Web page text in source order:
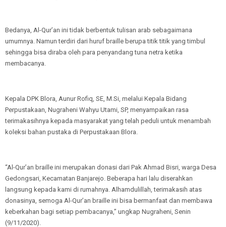
Bedanya, Al-Qur’an ini tidak berbentuk tulisan arab sebagaimana
umumnya. Namun terdiri dari huruf braille berupa titik titik yang timbul
sehingga bisa diraba oleh para penyandang tuna netra ketika
membacanya.
Kepala DPK Blora, Aunur Rofiq, SE, M.Si, melalui Kepala Bidang
Perpustakaan, Nugraheni Wahyu Utami, SP, menyampaikan rasa
terimakasihnya kepada masyarakat yang telah peduli untuk menambah
koleksi bahan pustaka di Perpustakaan Blora.
“Al-Qur’an braille ini merupakan donasi dari Pak Ahmad Bisri, warga Desa
Gedongsari, Kecamatan Banjarejo. Beberapa hari lalu diserahkan
langsung kepada kami di rumahnya. Alhamdulillah, terimakasih atas
donasinya, semoga Al-Qur’an braille ini bisa bermanfaat dan membawa
keberkahan bagi setiap pembacanya,” ungkap Nugraheni, Senin
(9/11/2020).